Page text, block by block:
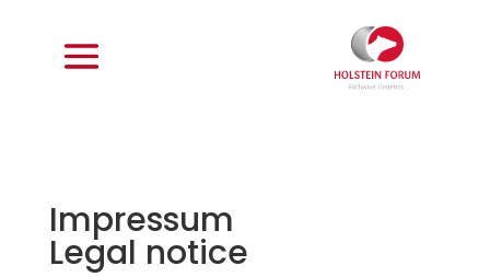
Impressum
Legal notice